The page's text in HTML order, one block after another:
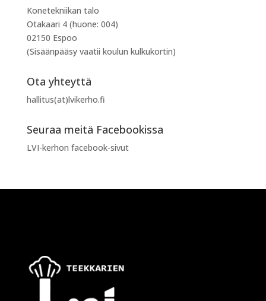
Konetekniikan talo
Otakaari 4 (huone: 004)
02150 Espoo
(Sisäänpääsy vaatii koulun kulkukortin)
Ota yhteyttä
hallitus(at)lvikerho.fi
Seuraa meitä Facebookissa
LVI-kerhon facebook-sivut